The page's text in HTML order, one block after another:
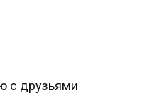
с друзьями